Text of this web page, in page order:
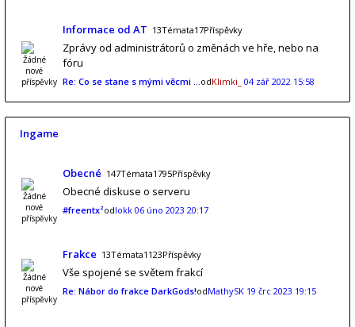
Informace od AT 13Témata17Příspěvky
Zprávy od administrátorů o změnách ve hře, nebo na
fóru
Re: Co se stane s mými věcmi …odKlimki_ 04 zář 2022 15:58
Ingame
Obecné 147Témata1795Příspěvky
Obecné diskuse o serveru
#freentx²odlokk 06 úno 2023 20:17
Frakce 13Témata1123Příspěvky
Vše spojené se světem frakcí
Re: Nábor do frakce DarkGods!odMathySK 19 črc 2023 19:15